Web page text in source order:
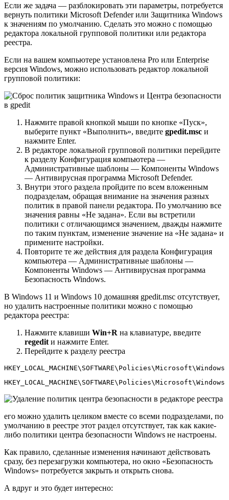
Если же задача — разблокировать эти параметры, потребуется
вернуть политики Microsoft Defender или Защитника Windows
к значениям по умолчанию. Сделать это можно с помощью
редактора локальной групповой политики или редактора
реестра.
Если на вашем компьютере установлена Pro или Enterprise
версия Windows, можно использовать редактор локальной
групповой политики:
Нажмите правой кнопкой мыши по кнопке «Пуск»,
выберите пункт «Выполнить», введите gpedit.msc и
нажмите Enter.
В редакторе локальной групповой политики перейдите
к разделу Конфигурация компьютера —
Административные шаблоны — Компоненты Windows
— Антивирусная программа Microsoft Defender.
Внутри этого раздела пройдите по всем вложенным
подразделам, обращая внимание на значения разных
политик в правой панели редактора. По умолчанию все
значения равны «Не задана». Если вы встретили
политики с отличающимся значением, дважды нажмите
по таким пунктам, изменение значение на «Не задана» и
примените настройки.
Повторите те же действия для раздела Конфигурация
компьютера — Административные шаблоны —
Компоненты Windows — Антивирусная программа
Безопасность Windows.
В Windows 11 и Windows 10 домашняя gpedit.msc отсутствует,
но удалить настроенные политики можно с помощью
редактора реестра:
Нажмите клавиши Win+R на клавиатуре, введите
regedit и нажмите Enter.
Перейдите к разделу реестра
его можно удалить целиком вместе со всеми подразделами, по
умолчанию в реестре этот раздел отсутствует, так как какие-
либо политики центра безопасности Windows не настроены.
Как правило, сделанные изменения начинают действовать
сразу, без перезагрузки компьютера, но окно «Безопасность
Windows» потребуется закрыть и открыть снова.
А вдруг и это будет интересно: